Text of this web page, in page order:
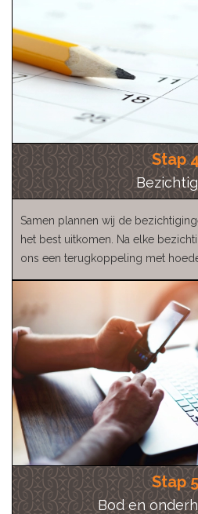
Stap
Samen plannen wij de
het best uitkomen. Na elke
ons een terugkoppeling met
Stap 5
Bod en